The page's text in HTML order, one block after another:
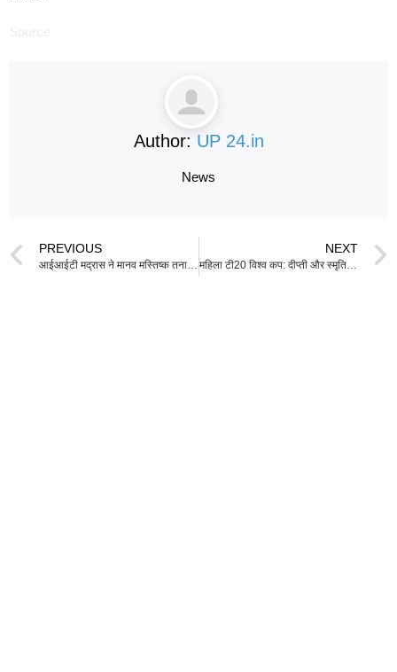
Author: UP 24.in
News
PREVIOUS
आईआईटी मद्रास ने मानव मस्तिष्क तना का 3D एटलस जारी किया
NEXT
महिला टी20 विश्व कप: दीप्ती और स्मृति की चमक, भारत ने पाकिस्तान को 64 रन से हराया